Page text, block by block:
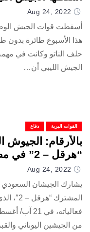
Aug 24, 2022
أسقطت قوات الجيش
هذا الأسبوع طائرة بدون
حلف الناتو وكانت في
الجيش الليبي أن…
القوات البرية دفاع
بالأرقام:
“هرقل – 2” في مصر
Aug 24, 2022
يشارك الجيشان السعودي
فعالياته،
من الجيشين اليوناني